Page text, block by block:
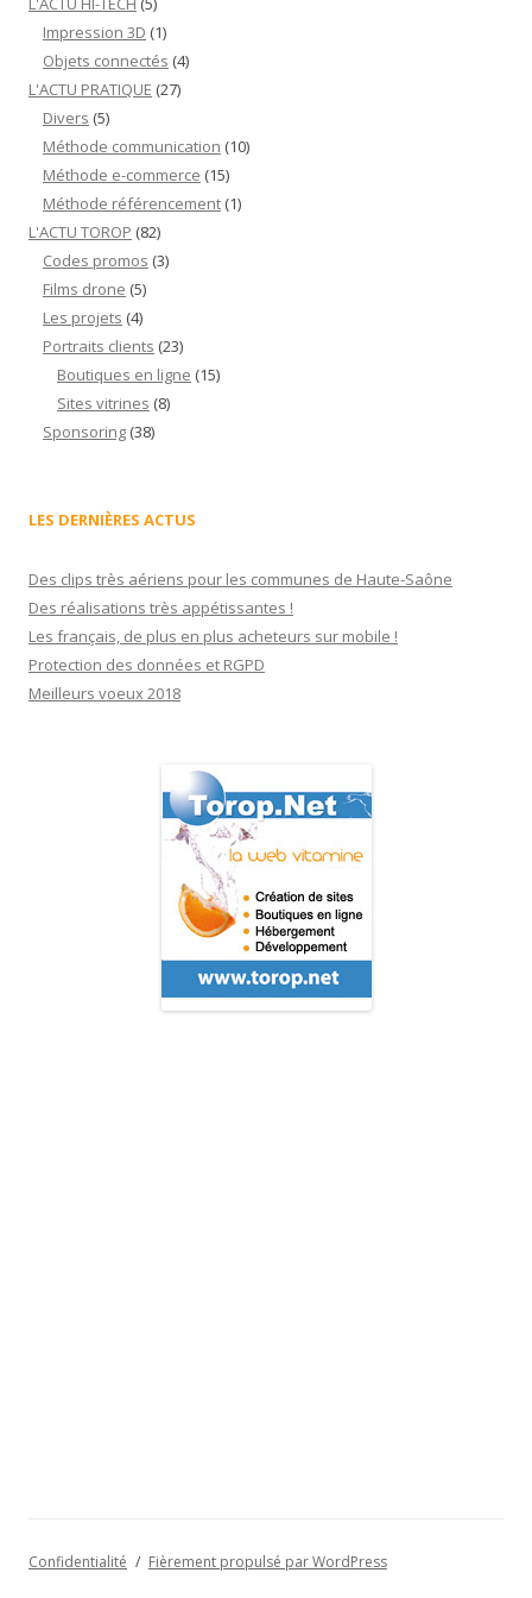
Impression 3D (1)
Objets connectés (4)
L'ACTU PRATIQUE (27)
Divers (5)
Méthode communication (10)
Méthode e-commerce (15)
Méthode référencement (1)
L'ACTU TOROP (82)
Codes promos (3)
Films drone (5)
Les projets (4)
Portraits clients (23)
Boutiques en ligne (15)
Sites vitrines (8)
Sponsoring (38)
LES DERNIÈRES ACTUS
Des clips très aériens pour les communes de Haute-Saône
Des réalisations très appétissantes !
Les français, de plus en plus acheteurs sur mobile !
Protection des données et RGPD
Meilleurs voeux 2018
Confidentialité Fièrement propulsé par WordPress